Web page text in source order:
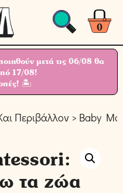
0
μετά τις 06/08 θα
17/08!
🏝
Περιβάλλον > Baby
τα ζώα